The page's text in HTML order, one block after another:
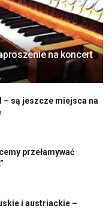
na koncert
– są jeszcze miejsca na
przełamywać
i austriackie –